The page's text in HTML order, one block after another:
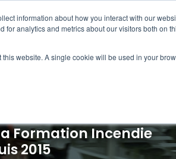
information about how you interact with our
analytics and metrics about our visitors both on
website. A single cookie will be used in your
et Serre file
intervention
Évacuation établissements de
Évacuation secteur tertiaire
Formation Incendie
2015